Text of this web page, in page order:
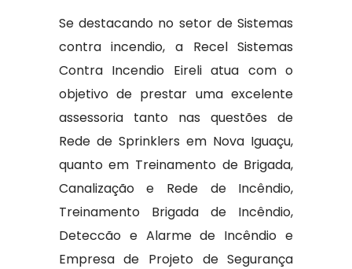
Se destacando no setor de Sistemas
contra incendio, a Recel Sistemas
Contra Incendio Eireli atua com o
objetivo de prestar uma excelente
assessoria tanto nas questões de
Rede de Sprinklers em Nova Iguaçu,
quanto em Treinamento de Brigada,
Canalização e Rede de Incêndio,
Treinamento Brigada de Incêndio,
Deteccão e Alarme de Incêndio e
Empresa de Projeto de Segurança